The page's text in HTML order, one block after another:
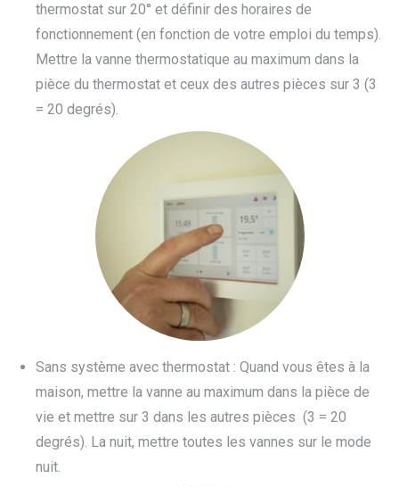
thermostat sur 20° et définir des horaires de
fonctionnement (en fonction de votre emploi du temps).
Mettre la vanne thermostatique au maximum dans la
pièce du thermostat et ceux des autres pièces sur 3 (3
= 20 degrés).
Sans système avec thermostat : Quand vous êtes à la
maison, mettre la vanne au maximum dans la pièce de
vie et mettre sur 3 dans les autres pièces (3 = 20
degrés). La nuit, mettre toutes les vannes sur le mode
nuit.